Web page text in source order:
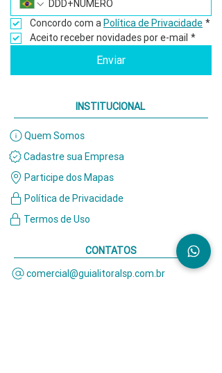
Concordo com a Política de Privacidade *
Aceito receber novidades por e-mail *
Enviar
INSTITUCIONAL
Quem Somos
Cadastre sua Empresa
Participe dos Mapas
Política de Privacidade
Termos de Uso
CONTATOS
comercial@guialitoralsp.com.br